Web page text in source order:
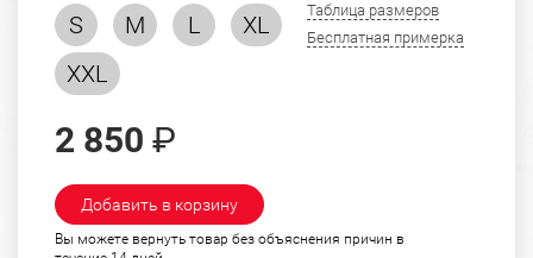
S M L
XL
XXL
Таблица размеров
Бесплатная примерка
2 850 ₽
Добавить в корзину
Вы можете вернуть товар без объяснения причин в